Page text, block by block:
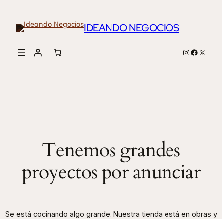
IDEANDO NEGOCIOS
Instagram
X
Tenemos grandes
proyectos por anunciar
Se está cocinando algo grande. Nuestra tienda está en obras y